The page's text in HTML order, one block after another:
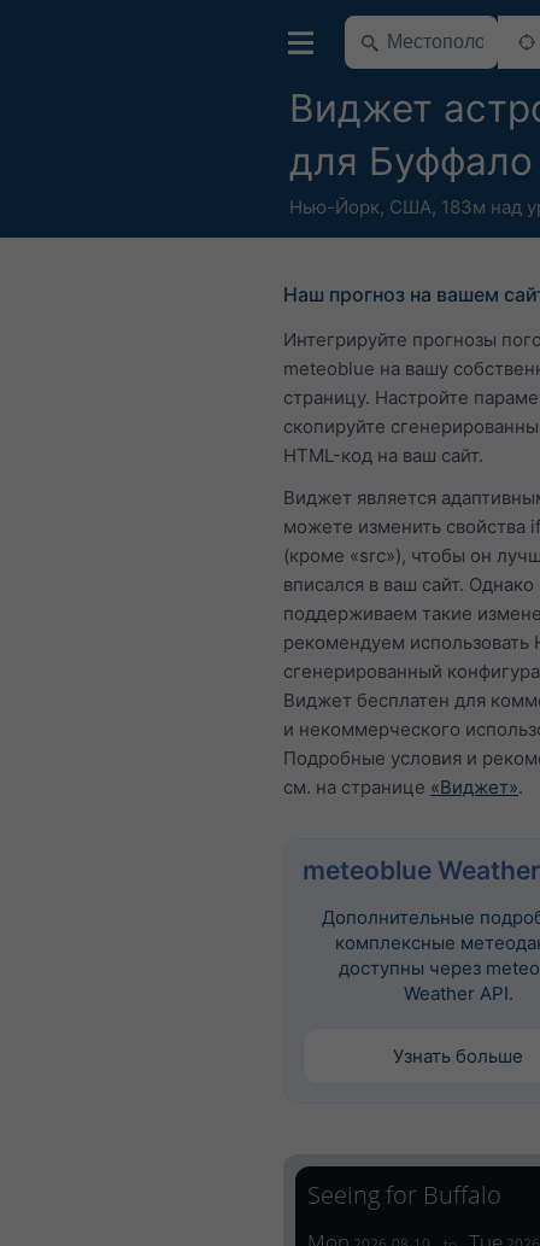
Виджет
для Буффало
Нью-Йорк, США, 183м над
Наш прогноз на вашем
Интегрируйте прогнозы
meteoblue на вашу
страницу. Настройте
скопируйте
HTML-код на ваш сайт.
Виджет является
можете изменить свойства
(кроме «src»), чтобы он
вписался в ваш сайт.
поддерживаем такие
рекомендуем использовать
сгенерированный
Виджет бесплатен для
и некоммерческого
Подробные условия и
см. на странице «Виджет».
meteoblue
Дополнительные
комплексные
доступны через
Weather API.
Узнать больше